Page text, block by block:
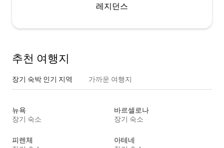
레지던스
추천 여행지
장기 숙박 인기 지역 가까운 여행지
뉴욕
장기 숙소
바르셀로나
장기 숙소
피렌체
아테네